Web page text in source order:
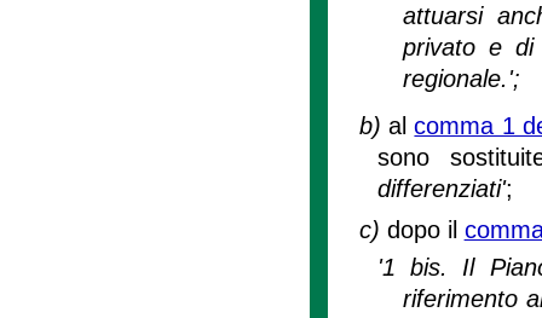
attuarsi
privato e di
regionale.';
b)alcomma 1
sono
differenziati';
c) dopo il
'1 bis. Il
riferimento